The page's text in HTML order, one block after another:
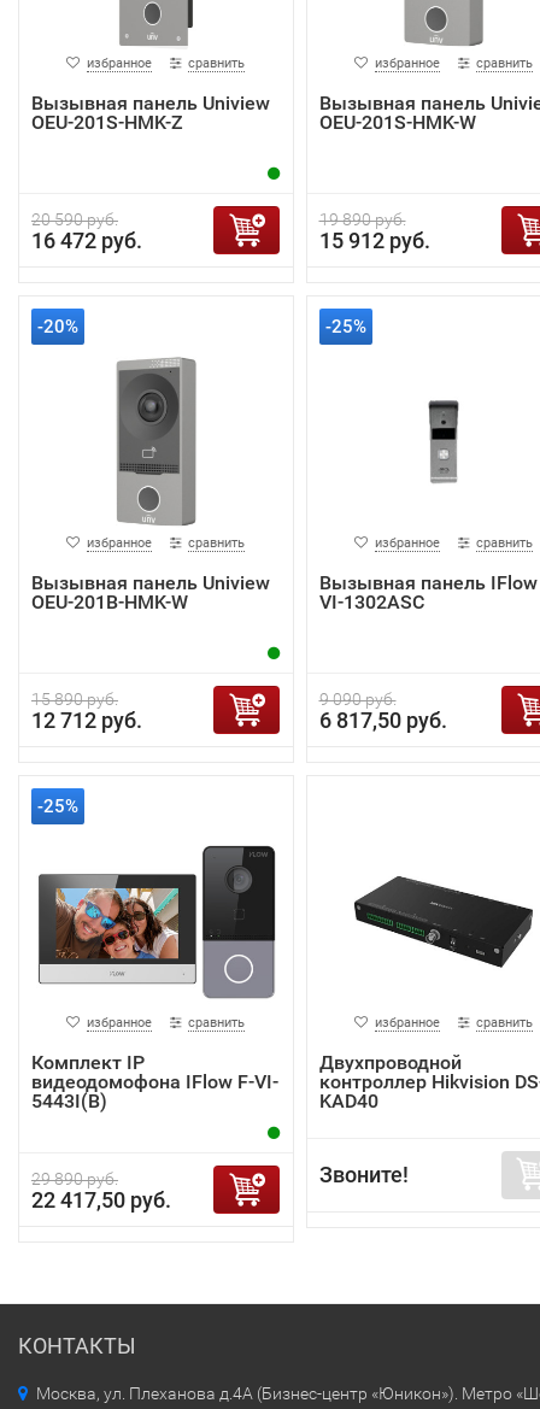
избранное сравнить
Вызывная панель Uniview
OEU-201S-HMK-Z
20 590 руб.
16 472 руб.
избранное сравнить
Вызывная панель
OEU-201S-HMK-W
19 890 руб.
15 912 руб.
-20%
избранное сравнить
Вызывная панель Uniview
OEU-201B-HMK-W
15 890 руб.
12 712 руб.
-25%
избранное сравнить
Вызывная панель IFlow
VI-1302ASC
9 090 руб.
6 817,50 руб.
-25%
избранное сравнить
Комплект IP
видеодомофона IFlow F-VI-
5443I(B)
29 890 руб.
22 417,50 руб.
избранное сравнить
Двухпроводной
контроллер Hikvision
KAD40
Звоните!
КОНТАКТЫ
Москва, ул. Плеханова д.4А (Бизнес-центр «Юникон»). Метро